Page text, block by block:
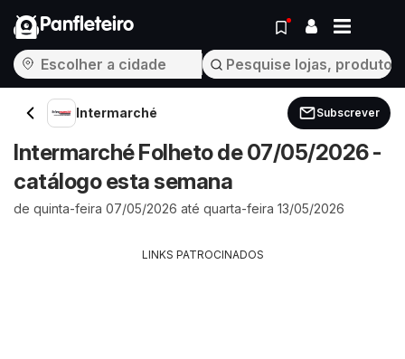
Panfleteiro
Intermarché Subscrever
Intermarché Folheto de 07/05/2026 -
catálogo esta semana
de quinta-feira 07/05/2026 até quarta-feira 13/05/2026
LINKS PATROCINADOS